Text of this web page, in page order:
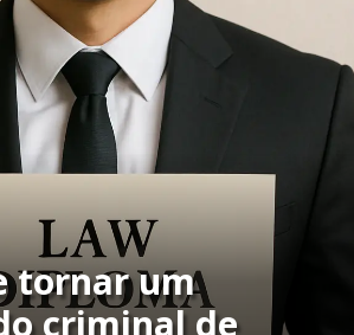
tornar um
criminal de